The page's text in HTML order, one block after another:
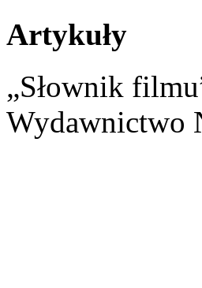
Artykuły
„Słownik
Wydawnictwo